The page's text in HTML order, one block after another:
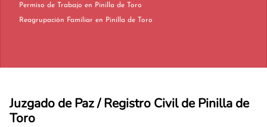
Permiso de Trabajo en Pinilla de Toro
Reagrupación Familiar en Pinilla de Toro
Juzgado de Paz / Registro Civil de Pinilla de
Toro